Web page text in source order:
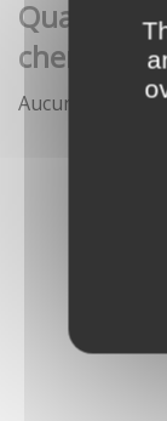
Aucune